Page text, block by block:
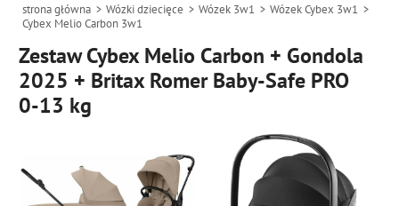
strona główna Wózki dziecięce Wózek 3w1
Wózek Cybex 3w1
Cybex Melio Carbon 3w1
Zestaw Cybex Melio Carbon + Gondola
2025 + Britax Romer Baby-Safe PRO
0-13 kg